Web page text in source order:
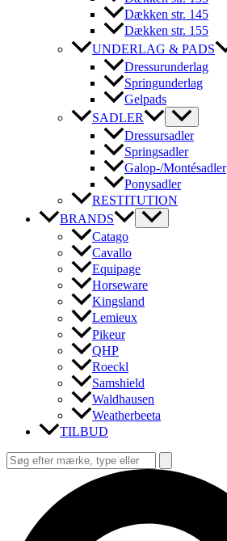
Dækken str. 145
Dækken str. 155
UNDERLAG & PADS
Dressurunderlag
Springunderlag
Gelpads
SADLER
Dressursadler
Springsadler
Galop-/Montésadler
Ponysadler
RESTITUTION
BRANDS
Catago
Cavallo
Equipage
Horseware
Kingsland
Lemieux
Pikeur
QHP
Roeckl
Samshield
Waldhausen
Weatherbeeta
TILBUD
Søg
efter: